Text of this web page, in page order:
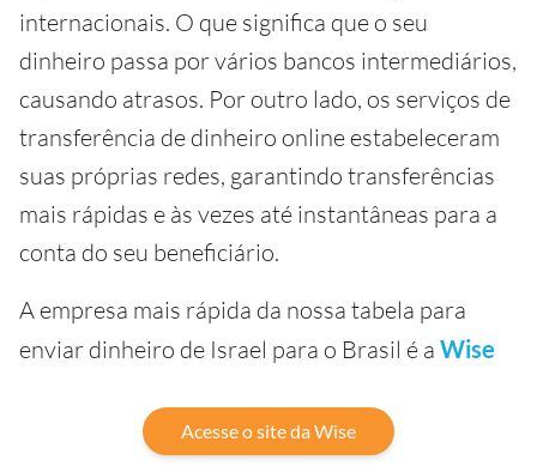
internacionais. O que significa que o seu
dinheiro passa por vários bancos intermediários,
causando atrasos. Por outro lado, os serviços de
transferência de dinheiro online estabeleceram
suas próprias redes, garantindo transferências
mais rápidas e às vezes até instantâneas para a
conta do seu beneficiário.
A empresa mais rápida da nossa tabela para
enviar dinheiro de Israel para o Brasil é a Wise
Acesse o site da Wise